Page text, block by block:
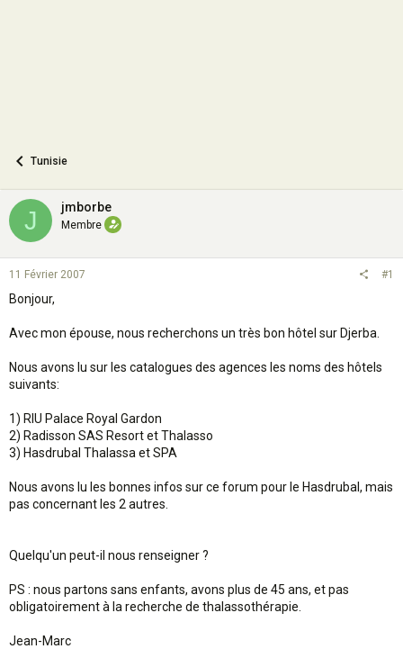
Tunisie
J jmborbe
Membre
11 Février 2007 #1
Bonjour,
Avec mon épouse, nous recherchons un très bon hôtel sur Djerba.
Nous avons lu sur les catalogues des agences les noms des hôtels
suivants:
1) RIU Palace Royal Gardon
2) Radisson SAS Resort et Thalasso
3) Hasdrubal Thalassa et SPA
Nous avons lu les bonnes infos sur ce forum pour le Hasdrubal, mais
pas concernant les 2 autres.
Quelqu'un peut-il nous renseigner ?
PS : nous partons sans enfants, avons plus de 45 ans, et pas
obligatoirement à la recherche de thalassothérapie.
Jean-Marc